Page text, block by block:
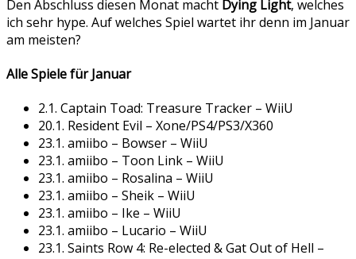
Den Abschluss diesen Monat macht Dying Light, welches
ich sehr hype. Auf welches Spiel wartet ihr denn im Januar
am meisten?
Alle Spiele für Januar
2.1. Captain Toad: Treasure Tracker – WiiU
20.1. Resident Evil – Xone/PS4/PS3/X360
23.1. amiibo – Bowser – WiiU
23.1. amiibo – Toon Link – WiiU
23.1. amiibo – Rosalina – WiiU
23.1. amiibo – Sheik – WiiU
23.1. amiibo – Ike – WiiU
23.1. amiibo – Lucario – WiiU
23.1. Saints Row 4: Re-elected & Gat Out of Hell –